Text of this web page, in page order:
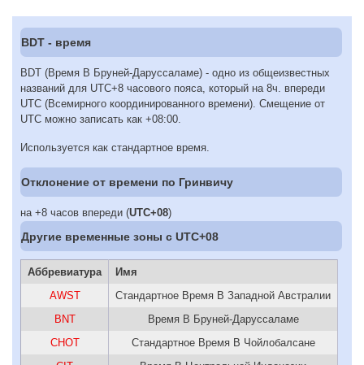
BDT - время
BDT (Время В Бруней-Даруссаламе) - одно из общеизвестных
названий для UTC+8 часового пояса, который на 8ч. впереди
UTC (Всемирного координированного времени). Смещение от
UTC можно записать как +08:00.
Используется как стандартное время.
Отклонение от времени по Гринвичу
на +8 часов впереди (UTC+08)
Другие временные зоны c UTC+08
Аббревиатура
Имя
AWST
Стандартное Время В Западной Австралии
BNT
Время В Бруней-Даруссаламе
CHOT
Стандартное Время В Чойлобалсане